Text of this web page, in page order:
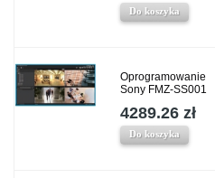
Do koszyka
Oprogramowanie
Sony FMZ-SS001
4289.26 zł
Do koszyka